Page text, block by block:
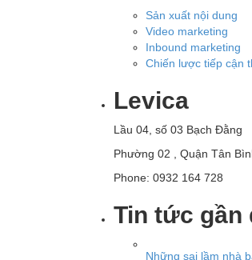
Sản xuất nội dung
Video marketing
Inbound marketing
Chiến lược tiếp cận
Levica
Lầu 04, số 03 Bạch Đằng
Phường 02 , Quận Tân
Phone: 0932 164 728
Tin tức gần
Những sai lầm nhà